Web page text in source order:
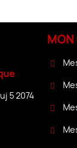
5 2074
MON